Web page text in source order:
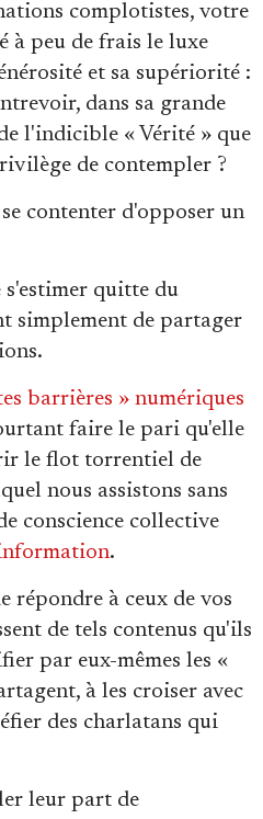
complotistes, votre
à peu de frais le luxe
et sa supériorité :
dans sa grande
l'indicible « Vérité » que
de contempler ?
contenter d'opposer un
quitte du
simplement de partager
barrières » numériques
faire le pari qu'elle
le flot torrentiel de
nous assistons sans
conscience collective
.
répondre à ceux de vos
de tels contenus qu'ils
par eux-mêmes les «
à les croiser avec
des charlatans qui
leur part de